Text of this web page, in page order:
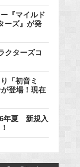
『マイルド
ーズ』が発
クターズコ
「初音ミ
登場！現在
年夏 新規入